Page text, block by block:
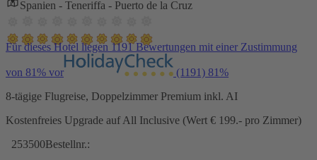
Spanien - Teneriffa - Puerto de la Cruz
Für dieses Hotel liegen 1191 Bewertungen mit einer Zustimmung
von 81% vor (1191) 81%
8-tägige Flugreise, Doppelzimmer Premium inkl. AI
Kostenfreies Upgrade auf All Inclusive (Wert € 199.- pro Zimmer)
253500Bestellnr.: